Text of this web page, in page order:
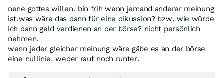
nene gottes willen. bin frih wenn jemand anderer meinung
ist.was wäre das dann für eine dikussion? bzw. wie würde
ich dann geld verdienen an der börse? nicht persönlich
nehmen.
wenn jeder gleicher meinung wäre gäbe es an der börse
eine nullinie. weder rauf noch runter.